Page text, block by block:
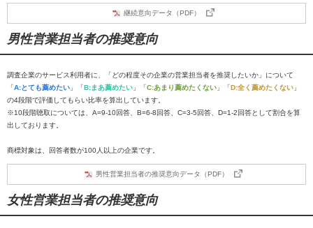
継続意向データ（PDF）
男性営業担当者の推奨意向
調査企業のサービス利用者に、「どの程度その企業の営業担当者を推奨したいか」について
「A:とても薦めたい 」「B:まあ薦めたい 」「C:あまり薦めたくない 」「D:全く薦めたくない 」
の4段階で評価してもらい比率を算出しています。
※10段階聴取については、A=9-10回答、B=6-8回答、C=3-5回答、D=1-2回答として割合を算
出しております。
商標対象は、回答者数が100人以上の企業です。
男性営業担当者の推奨意向データ（PDF）
女性営業担当者の推奨意向